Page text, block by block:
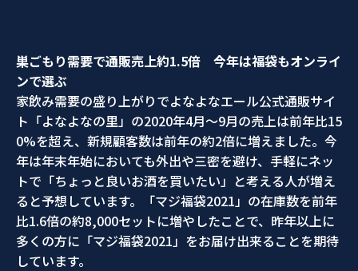
巣ごもり需要で通販売上約1.5倍 今年は福袋もオンライ
ンで選ぶ
家飲み需要の盛り上がりでよなよなエール公式通販サイ
ト「よなよなの里」の2020年4月～9月の売上は前年比15
0%を超え、新規顧客数は前年の約2倍に増えました。今
年は年末年始においても外出や三密を避け、手軽にネッ
トで「ちょっと良いお酒を買いたい」と考える人が増え
ると予想しています。「マジ福袋2021」の在庫数を前年
比1.6倍の約8,000セットに増やしたことで、昨年以上に
多くの方に「マジ福袋2021」をお届け出来ることを期待
しています。